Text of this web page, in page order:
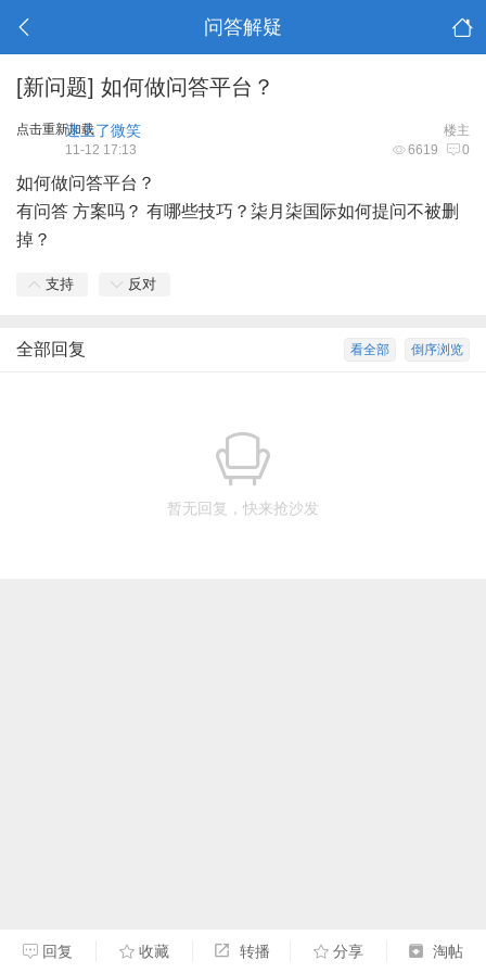
问答解疑
[新问题] 如何做问答平台？
点击重新加载 楼主
迷上了微笑
6619 0
11-12 17:13
如何做问答平台？
有问答 方案吗？ 有哪些技巧？柒月柒国际如何提问不被删
掉？
支持 反对
倒序浏览
看全部
全部回复
暂无回复，快来抢沙发
回复 收藏 转播 分享 淘帖